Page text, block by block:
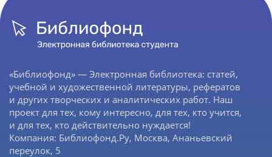
«Библиофонд» — Электронная библиотека: статей,
учебной и художественной литературы, рефератов
и других творческих и аналитических работ. Наш
проект для тех, кому интересно, для тех, кто учится,
и для тех, кто действительно нуждается!
Компания: Библиофонд.Ру, Москва, Ананьевский
переулок, 5